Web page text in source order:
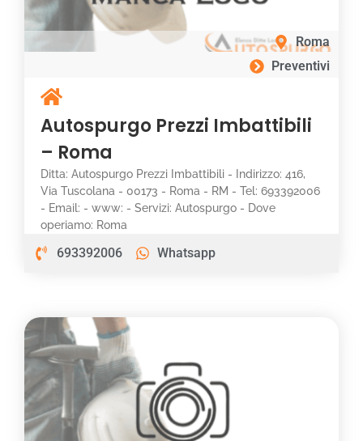
Roma
Preventivi
Autospurgo Prezzi Imbattibili
– Roma
Ditta: Autospurgo Prezzi Imbattibili - Indirizzo: 416,
Via Tuscolana - 00173 - Roma - RM - Tel: 693392006
- Email: - www: - Servizi: Autospurgo - Dove
operiamo: Roma
693392006 Whatsapp